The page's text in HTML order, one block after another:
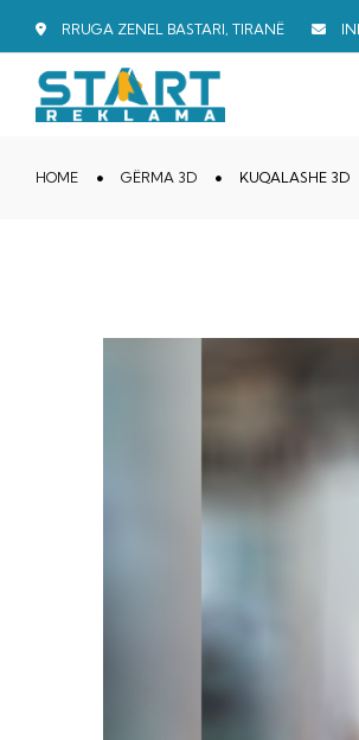
RRUGA ZENEL BASTARI, TIRANË
HOME GËRMA 3D KUQALASHE 3D